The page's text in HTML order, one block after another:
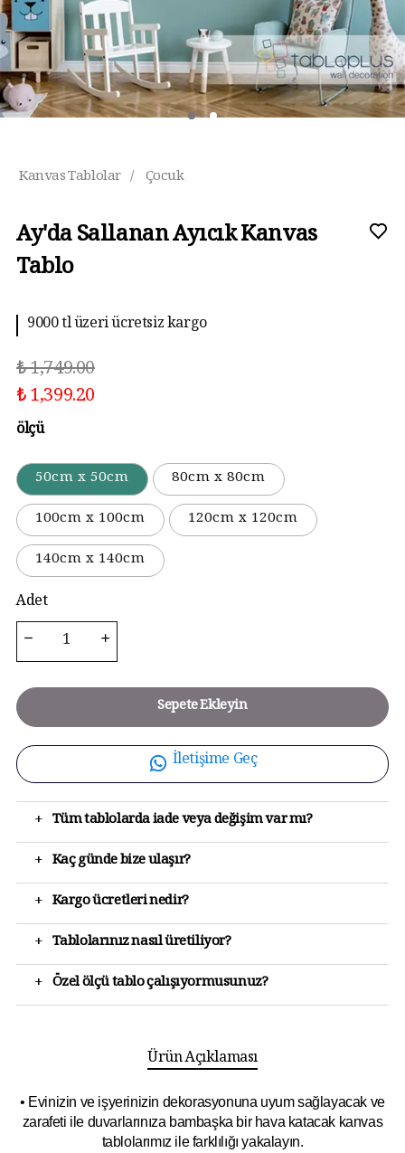
Kanvas Tablolar / Çocuk
Ay'da Sallanan Ayıcık Kanvas
Tablo
9000 tl üzeri ücretsiz kargo
₺ 1,749.00
₺ 1,399.20
ölçü
50cm x 50cm
80cm x 80cm
100cm x 100cm
120cm x 120cm
140cm x 140cm
Adet
Sepete Ekleyin
İletişime Geç
+ Tüm tablolarda iade veya değişim var mı?
+ Kaç günde bize ulaşır?
+ Kargo ücretleri nedir?
+ Tablolarınız nasıl üretiliyor?
+ Özel ölçü tablo çalışıyormusunuz?
Ürün Açıklaması
• Evinizin ve işyerinizin dekorasyonuna uyum sağlayacak ve
zarafeti ile duvarlarınıza bambaşka bir hava katacak kanvas
tablolarımız ile farklılığı yakalayın.